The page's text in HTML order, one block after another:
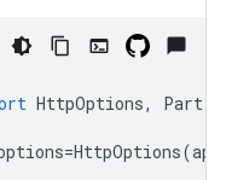
HttpOptions, Part
=HttpOptions(